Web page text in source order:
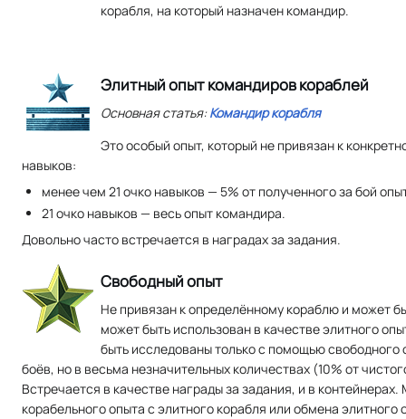
корабля, на который назначен командир.
Элитный опыт командиров кораблей
Основная статья:Командир корабля
Это особый опыт, который не привязан к
навыков:
менее чем 21 очко навыков — 5% от полученного за бой
21 очко навыков — весь опыт командира.
Довольно часто встречается в наградах за задания.
Свободный опыт
Не привязан к определённому кораблю и может
может быть использован в качестве элитного
быть исследованы только с помощью свободного
боёв, но в весьма незначительных количествах (10% от
Встречается в качестве награды за задания, и в
корабельного опыта с элитного корабля или обмена